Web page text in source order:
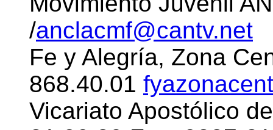
/anclacmf@cantv.net
Fe y Alegría, Zona
868.40.01
Vicariato Apostólico